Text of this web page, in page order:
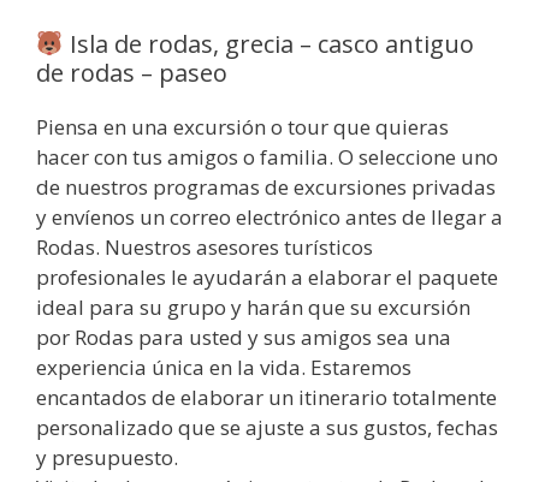
Isla de rodas, grecia – casco antiguo
de rodas – paseo
Piensa en una excursión o tour que quieras
hacer con tus amigos o familia. O seleccione uno
de nuestros programas de excursiones privadas
y envíenos un correo electrónico antes de llegar a
Rodas. Nuestros asesores turísticos
profesionales le ayudarán a elaborar el paquete
ideal para su grupo y harán que su excursión
por Rodas para usted y sus amigos sea una
experiencia única en la vida. Estaremos
encantados de elaborar un itinerario totalmente
personalizado que se ajuste a sus gustos, fechas
y presupuesto.